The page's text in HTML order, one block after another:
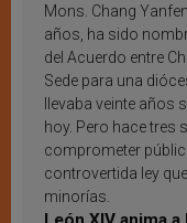
Mons. Chang
años, ha sido
del Acuerdo entre
Sede para una
llevaba veinte
hoy. Pero hace tres
comprometer
controvertida ley
minorías.